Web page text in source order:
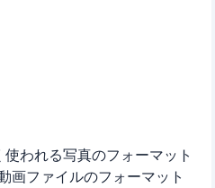
われる写真のフォーマット
画ファイルのフォーマット